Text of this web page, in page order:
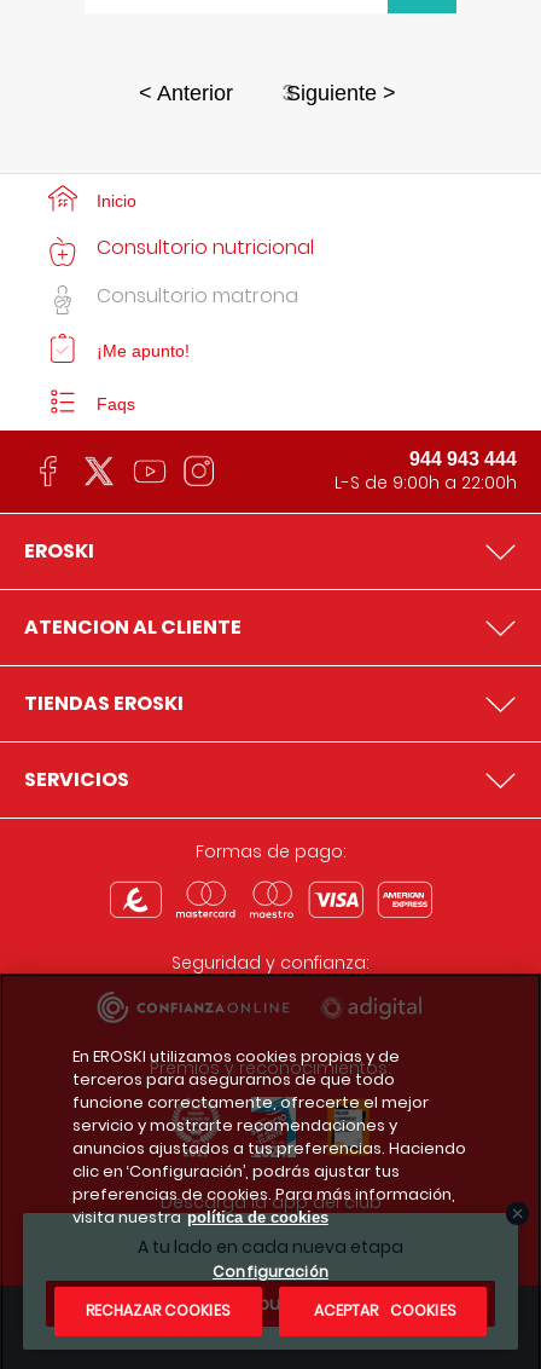
< Anterior 3Siguiente >
A tu lado en cada nueva etapa
¿Te apuntas?
Inicio
Consultorio nutricional
Consultorio matrona
¡Me apunto!
Faqs
944 943 444
L-S de 9:00h a 22:00h
EROSKI
ATENCION AL CLIENTE
TIENDAS EROSKI
SERVICIOS
Formas de pago:
Seguridad y confianza:
Premios y reconocimientos:
Descarga la app del club
Condiciones legales
En EROSKI utilizamos cookies propias y de
terceros para asegurarnos de que todo
funcione correctamente, ofrecerte el mejor
servicio y mostrarte recomendaciones y
anuncios ajustados a tus preferencias. Haciendo
clic en ‘Configuración’, podrás ajustar tus
preferencias de cookies. Para más información,
visita nuestra política de cookies
Configuración
RECHAZAR COOKIES
ACEPTAR COOKIES